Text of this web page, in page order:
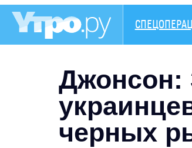
Джонсон:
черных